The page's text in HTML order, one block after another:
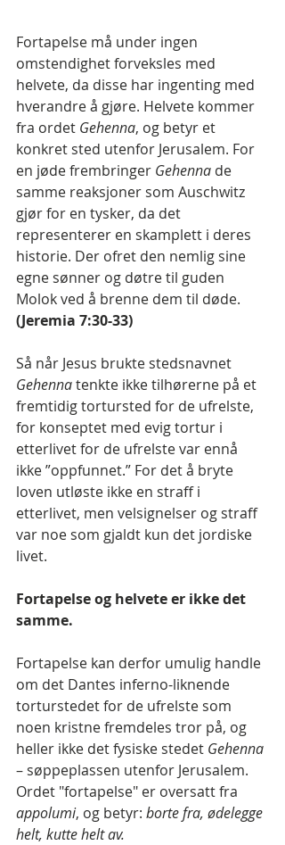
Fortapelse må under ingen
omstendighet forveksles med
helvete, da disse har ingenting med
hverandre å gjøre. Helvete kommer
fra ordet Gehenna, og betyr et
konkret sted utenfor Jerusalem. For
en jøde frembringer Gehenna de
samme reaksjoner som Auschwitz
gjør for en tysker, da det
representerer en skamplett i deres
historie. Der ofret den nemlig sine
egne sønner og døtre til guden
Molok ved å brenne dem til døde.
(Jeremia 7:30-33)
Så når Jesus brukte stedsnavnet
Gehenna tenkte ikke tilhørerne på et
fremtidig tortursted for de ufrelste,
for konseptet med evig tortur i
etterlivet for de ufrelste var ennå
ikke ”oppfunnet.” For det å bryte
loven utløste ikke en straff i
etterlivet, men velsignelser og straff
var noe som gjaldt kun det jordiske
livet.
Fortapelse og helvete er ikke det
samme.
Fortapelse kan derfor umulig handle
om det Dantes inferno-liknende
torturstedet for de ufrelste som
noen kristne fremdeles tror på, og
heller ikke det fysiske stedet Gehenna
– søppeplassen utenfor Jerusalem.
Ordet "fortapelse" er oversatt fra
appolumi, og betyr: borte fra, ødelegge
helt, kutte helt av.